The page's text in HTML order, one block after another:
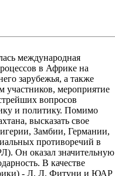
международная
в Африке на
зарубежья, а также
мероприятие
вопросов
и политику. Помимо
высказать свое
Замбии, Германии,
противоречий в
Он оказал значительную
В качестве
- Л. Л. Фитуни и ЮАР